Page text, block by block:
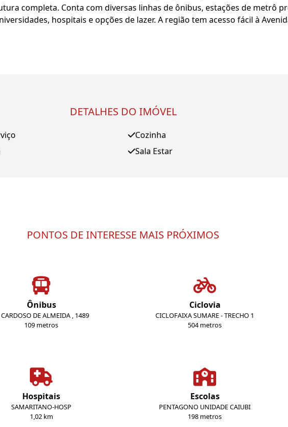
completa. Conta com diversas linhas de ônibus, estações de metrô
hospitais e opções de lazer. A região tem acesso fácil à
DETALHES DO IMÓVEL
Cozinha
Sala Estar
PONTOS DE INTERESSE MAIS PRÓXIMOS
Ônibus
CARDOSO DE ALMEIDA , 1489
109 metros
Ciclovia
CICLOFAIXA SUMARE - TRECHO 1
504 metros
Hospitais
SAMARITANO-HOSP
1,02 km
Escolas
PENTAGONO UNIDADE CAIUBI
198 metros